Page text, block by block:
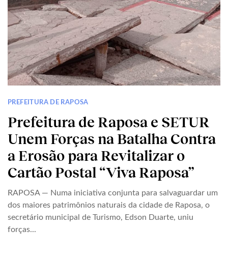
PREFEITURA DE RAPOSA
Prefeitura de Raposa e SETUR
Unem Forças na Batalha Contra
a Erosão para Revitalizar o
Cartão Postal “Viva Raposa”
RAPOSA — Numa iniciativa conjunta para salvaguardar um
dos maiores patrimônios naturais da cidade de Raposa, o
secretário municipal de Turismo, Edson Duarte, uniu
forças...